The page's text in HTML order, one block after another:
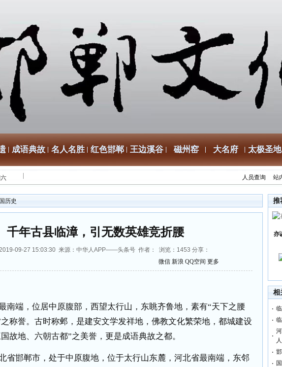
成语典故 名人名胜 红色邯郸 王边溪谷 磁州窑 大名府 太极圣地
人员查询 站
历史
千年古县临漳，引无数英雄竞折腰
09-27 15:03:30 来源：中华人APP——头条号 作者： 浏览： 1453 分享：
微信 新浪 QQ空间 更多
南端，位居中原腹部，西望太行山，东眺齐鲁地，素有“天下之腰
称誉。古时称邺，是建安文学发祥地，佛教文化繁荣地，都城建设
故地、六朝古都”之美誉，更是成语典故之都。
省邯郸市，处于中原腹地，位于太行山东麓，河北省最南端，东邻
推
亦
相